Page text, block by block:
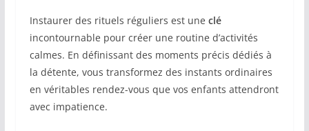
Instaurer des rituels réguliers est une clé
incontournable pour créer une routine d’activités
calmes. En définissant des moments précis dédiés à
la détente, vous transformez des instants ordinaires
en véritables rendez-vous que vos enfants attendront
avec impatience.